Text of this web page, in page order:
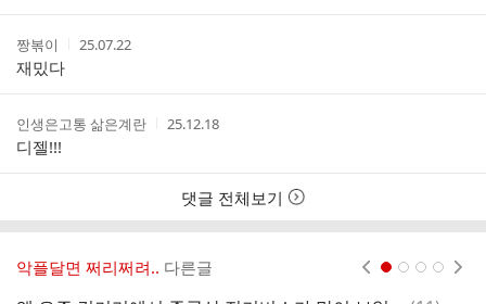
작
성
자
짱볶이
작
간
25.07.22
재밌다
작
성
자
인생은고통 삶은계란
작
간
25.12.18
디젤!!!
댓글 전체보기
악플달면 쩌리쩌려.. 다른글